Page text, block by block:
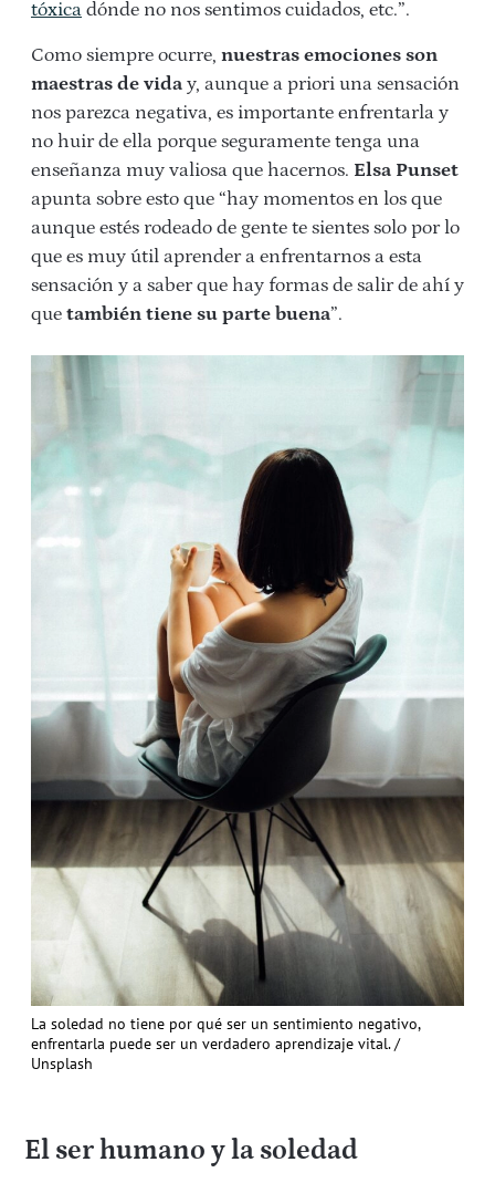
tóxica dónde no nos sentimos cuidados, etc.”.
Como siempre ocurre, nuestras emociones son
maestras de vida y, aunque a priori una sensación
nos parezca negativa, es importante enfrentarla y
no huir de ella porque seguramente tenga una
enseñanza muy valiosa que hacernos. Elsa Punset
apunta sobre esto que “hay momentos en los que
aunque estés rodeado de gente te sientes solo por lo
que es muy útil aprender a enfrentarnos a esta
sensación y a saber que hay formas de salir de ahí y
que también tiene su parte buena”.
La soledad no tiene por qué ser un sentimiento negativo,
enfrentarla puede ser un verdadero aprendizaje vital. /
Unsplash
El ser humano y la soledad